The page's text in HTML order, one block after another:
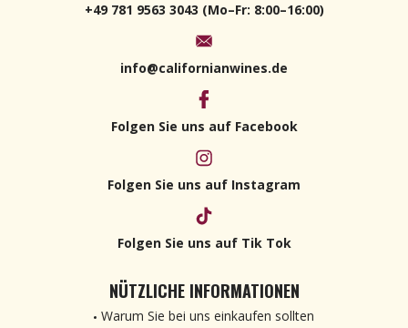
+49 781 9563 3043 (Mo–Fr: 8:00–16:00)
info@californianwines.de
Folgen Sie uns auf Facebook
Folgen Sie uns auf Instagram
Folgen Sie uns auf Tik Tok
NÜTZLICHE INFORMATIONEN
Warum Sie bei uns einkaufen sollten